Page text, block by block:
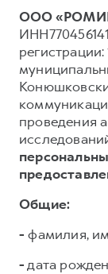
ООО
регистрации:
проведения
Общие:
- фамилия,
-дата